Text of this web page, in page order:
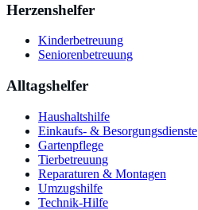
Herzenshelfer
Kinderbetreuung
Seniorenbetreuung
Alltagshelfer
Haushaltshilfe
Einkaufs- & Besorgungsdienste
Gartenpflege
Tierbetreuung
Reparaturen & Montagen
Umzugshilfe
Technik-Hilfe